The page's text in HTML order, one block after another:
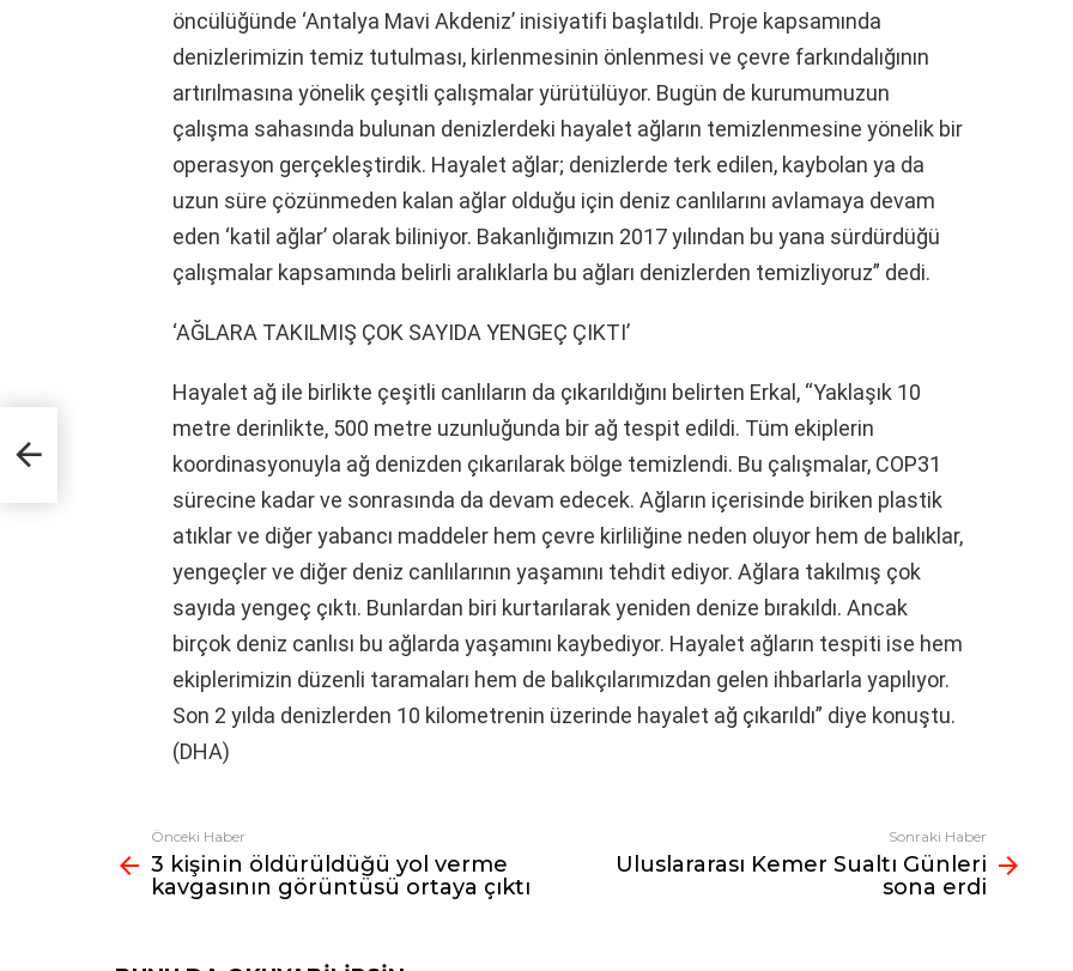
öncülüğünde ‘Antalya Mavi Akdeniz’ inisiyatifi başlatıldı. Proje kapsamında
denizlerimizin temiz tutulması, kirlenmesinin önlenmesi ve çevre farkındalığının
artırılmasına yönelik çeşitli çalışmalar yürütülüyor. Bugün de kurumumuzun
çalışma sahasında bulunan denizlerdeki hayalet ağların temizlenmesine yönelik bir
operasyon gerçekleştirdik. Hayalet ağlar; denizlerde terk edilen, kaybolan ya da
uzun süre çözünmeden kalan ağlar olduğu için deniz canlılarını avlamaya devam
eden ‘katil ağlar’ olarak biliniyor. Bakanlığımızın 2017 yılından bu yana sürdürdüğü
çalışmalar kapsamında belirli aralıklarla bu ağları denizlerden temizliyoruz” dedi.
‘AĞLARA TAKILMIŞ ÇOK SAYIDA YENGEÇ ÇIKTI’
Hayalet ağ ile birlikte çeşitli canlıların da çıkarıldığını belirten Erkal, “Yaklaşık 10
metre derinlikte, 500 metre uzunluğunda bir ağ tespit edildi. Tüm ekiplerin
koordinasyonuyla ağ denizden çıkarılarak bölge temizlendi. Bu çalışmalar, COP31
sürecine kadar ve sonrasında da devam edecek. Ağların içerisinde biriken plastik
atıklar ve diğer yabancı maddeler hem çevre kirliliğine neden oluyor hem de balıklar,
yengeçler ve diğer deniz canlılarının yaşamını tehdit ediyor. Ağlara takılmış çok
sayıda yengeç çıktı. Bunlardan biri kurtarılarak yeniden denize bırakıldı. Ancak
birçok deniz canlısı bu ağlarda yaşamını kaybediyor. Hayalet ağların tespiti ise hem
ekiplerimizin düzenli taramaları hem de balıkçılarımızdan gelen ihbarlarla yapılıyor.
Son 2 yılda denizlerden 10 kilometrenin üzerinde hayalet ağ çıkarıldı” diye konuştu.
(DHA)
Fazlasına
bak
Önceki Haber
3 kişinin öldürüldüğü yol verme
kavgasının görüntüsü ortaya çıktı
Sonraki Haber
Uluslararası Kemer Sualtı Günleri
sona erdi